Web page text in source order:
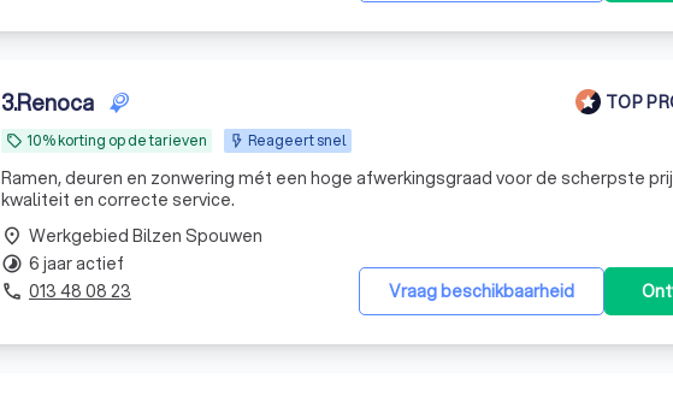
3.Renoca TOP
local_offer 10% korting op de tarieven Reageert snel
Ramen, deuren en zonwering mét een hoge afwerkingsgraad voor de scherpste prijzen. Ontdek
kwaliteit en correcte service.
Vraag beschikbaarheid
place Werkgebied Bilzen Spouwen
timelapse 6 jaar actief
phone 013 48 08 23